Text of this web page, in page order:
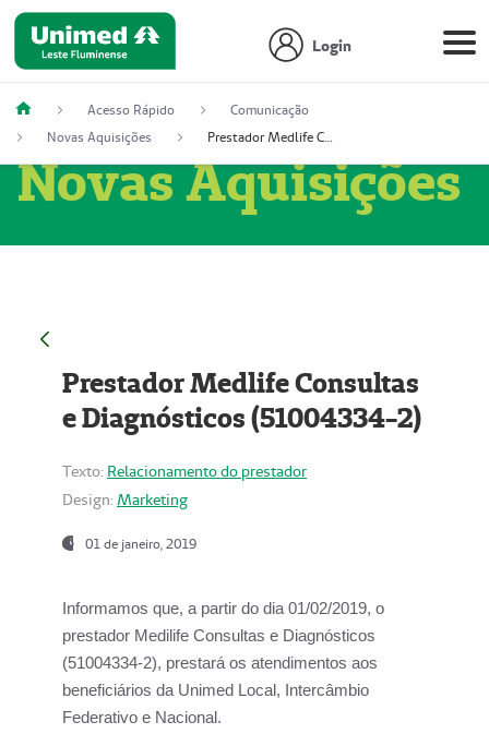
Login
Acesso Rápido
Comunicação
Novas Aquisições
Prestador Medlife Consultas e Diagnósticos (51004334-2)
Novas Aquisições
Prestador Medlife Consultas
e Diagnósticos (51004334-2)
Texto: Relacionamento do prestador
Design: Marketing
01 de janeiro, 2019
Informamos que, a partir do dia 01/02/2019, o
prestador Medilife Consultas e Diagnósticos
(51004334-2), prestará os atendimentos aos
beneficiários da Unimed Local, Intercâmbio
Federativo e Nacional.